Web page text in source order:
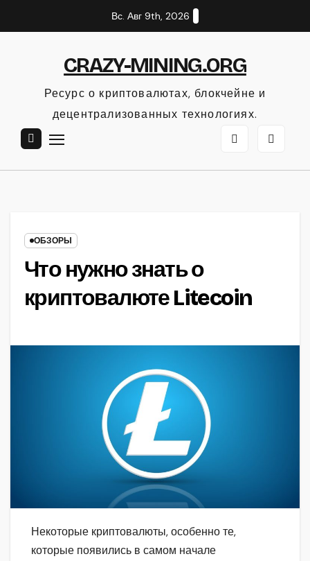
к
Вс. Авг 9th, 2026
CRAZY-MINING.ORG
Ресурс о криптовалютах, блокчейне и
децентрализованных технологиях.
ОБЗОРЫ
Что нужно знать о
криптовалюте Litecoin
Некоторые криптовалюты, особенно те,
которые появились в самом начале